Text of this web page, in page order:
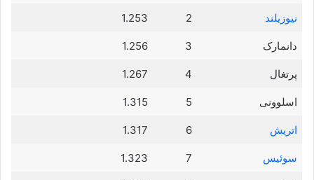
نیوزیلند 2
1.253
دانمارک 3
1.256
پرتغال 4
1.267
اسلوونی 5
1.315
اتریش 6
1.317
سوئیس 7
1.323